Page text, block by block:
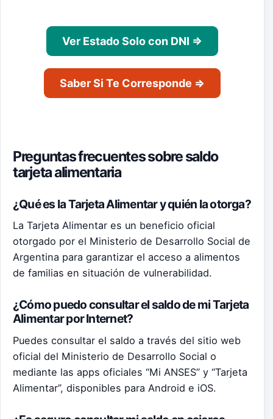
Ver Estado Solo con DNI ⇒
Saber Si Te Corresponde ⇒
Preguntas frecuentes sobre saldo
tarjeta alimentaria
¿Qué es la Tarjeta Alimentar y quién la otorga?
La Tarjeta Alimentar es un beneficio oficial
otorgado por el Ministerio de Desarrollo Social de
Argentina para garantizar el acceso a alimentos
de familias en situación de vulnerabilidad.
¿Cómo puedo consultar el saldo de mi Tarjeta
Alimentar por Internet?
Puedes consultar el saldo a través del sitio web
oficial del Ministerio de Desarrollo Social o
mediante las apps oficiales “Mi ANSES” y “Tarjeta
Alimentar”, disponibles para Android e iOS.